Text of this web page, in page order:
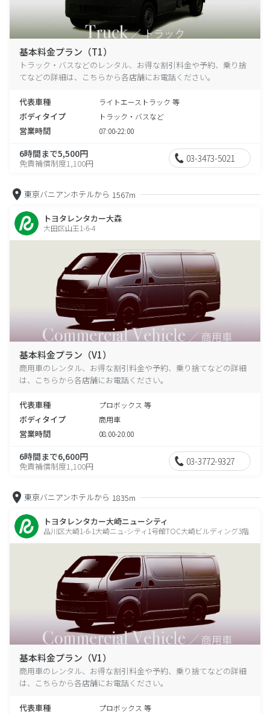
基本料金プラン（T1）
トラック・バスなどのレンタル、お得な割引料金や予約、乗り捨
てなどの詳細は、こちらから各店舗にお電話ください。
代表車種 ライトエーストラック 等
ボディタイプ トラック・バスなど
営業時間 07:00-22:00
6時間まで5,500円
免責補償制度1,100円 03-3473-5021
東京バニアンホテルから 1567m
トヨタレンタカー大森
大田区山王1-6-4
基本料金プラン（V1）
商用車のレンタル、お得な割引料金や予約、乗り捨てなどの詳細
は、こちらから各店舗にお電話ください。
代表車種 プロボックス 等
ボディタイプ 商用車
営業時間 08:00-20:00
6時間まで6,600円
免責補償制度1,100円 03-3772-9327
東京バニアンホテルから 1835m
トヨタレンタカー大崎ニューシティ
品川区大崎1-6-1大崎ニュ-シティ1号館TOC大崎ビルディング3階
基本料金プラン（V1）
商用車のレンタル、お得な割引料金や予約、乗り捨てなどの詳細
は、こちらから各店舗にお電話ください。
代表車種 プロボックス 等